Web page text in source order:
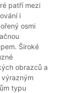
patří mezi
i
osmi
Široké
obrazců a
typu